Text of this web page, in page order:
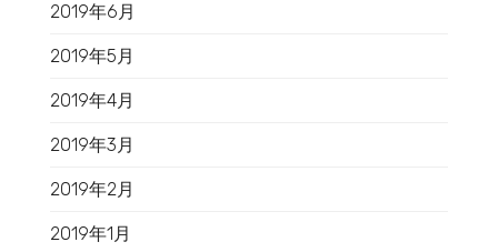
2019年6月
2019年5月
2019年4月
2019年3月
2019年2月
2019年1月